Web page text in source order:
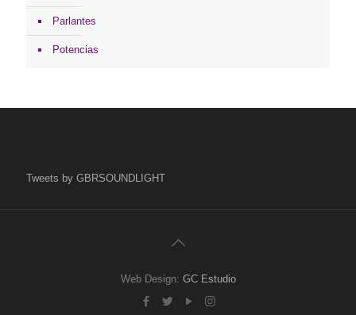
Parlantes
Potencias
Tweets by GBRSOUNDLIGHT
Web Design: GC Estudio